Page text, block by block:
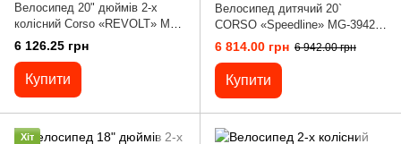
Велосипед 20" дюймів 2-х
колісний Corso «REVOLT» MG-
20920 (1) МАГНІЄВА РАМА,
ЛИТІ ДИСКИ, ДИСКОВІ
ГАЛЬМА,
6 126.25 грн
Купити
Велосипед дитячий 20`
CORSO «Speedline» MG-39427
(1) магнієва рама, дискові
гальма,додаткові колеса
6 814.00 грн 6 942.00 грн
Купити
Хіт